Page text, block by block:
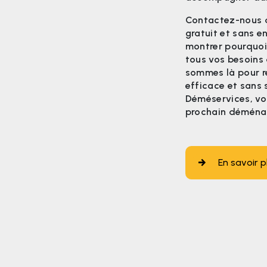
Contactez-nous
gratuit et sans
montrer
tous vos besoins
sommes là pour
efficace et sans
Déméservices,
prochain
En savoir